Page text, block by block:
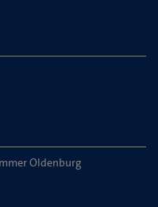
Oldenburg